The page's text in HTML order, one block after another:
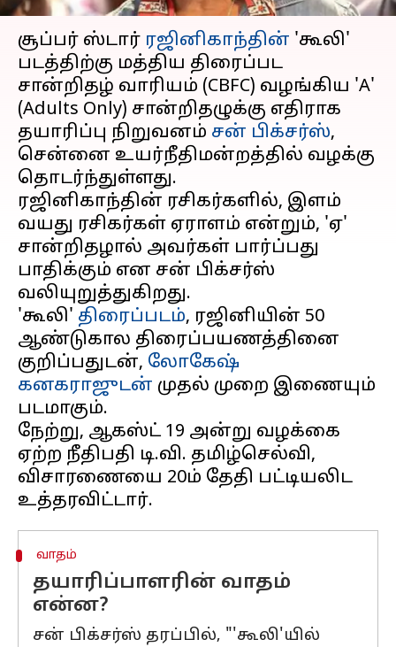
செய்தி முன்னோட்டம்
சூப்பர் ஸ்டார் ரஜினிகாந்தின் 'கூலி'
படத்திற்கு மத்திய திரைப்பட
சான்றிதழ் வாரியம் (CBFC) வழங்கிய 'A'
(Adults Only) சான்றிதழுக்கு எதிராக
தயாரிப்பு நிறுவனம் சன் பிக்சர்ஸ்,
சென்னை உயர்நீதிமன்றத்தில் வழக்கு
தொடர்ந்துள்ளது.
ரஜினிகாந்தின் ரசிகர்களில், இளம்
வயது ரசிகர்கள் ஏராளம் என்றும், 'ஏ'
சான்றிதழால் அவர்கள் பார்ப்பது
பாதிக்கும் என சன் பிக்சர்ஸ்
வலியுறுத்துகிறது.
'கூலி' திரைப்படம், ரஜினியின் 50
ஆண்டுகால திரைப்பயணத்தினை
குறிப்பதுடன், லோகேஷ்
கனகராஜுடன் முதல் முறை இணையும்
படமாகும்.
நேற்று, ஆகஸ்ட் 19 அன்று வழக்கை
ஏற்ற நீதிபதி டி.வி. தமிழ்செல்வி,
விசாரணையை 20ம் தேதி பட்டியலிட
வாதம்
தயாரிப்பாளரின் வாதம்
என்ன?
சன் பிக்சர்ஸ் தரப்பில், "'கூலி'யில்